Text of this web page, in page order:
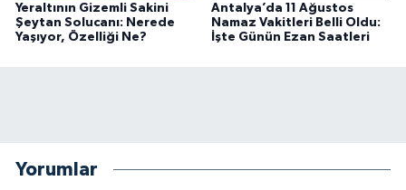
Yeraltının Gizemli Sakini
Şeytan Solucanı: Nerede
Yaşıyor, Özelliği Ne?
Antalya’da 11 Ağustos
Namaz Vakitleri Belli Oldu:
İşte Günün Ezan Saatleri
Yorumlar